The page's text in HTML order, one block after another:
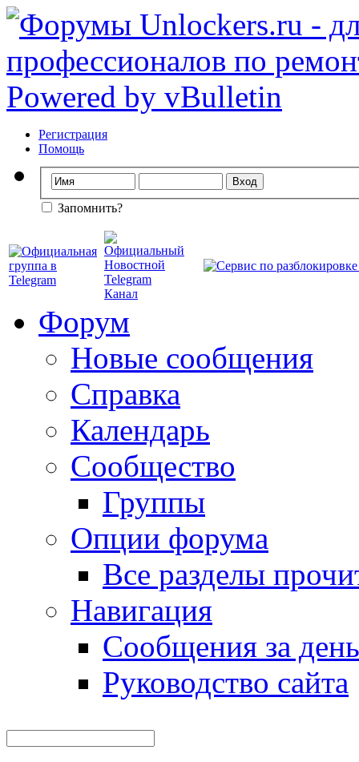
Регистрация
Помощь
Запомнить?
Форум
Новые сообщения
Справка
Календарь
Сообщество
Группы
Опции форума
Все разделы
Навигация
Сообщения за день
Руководство сайта